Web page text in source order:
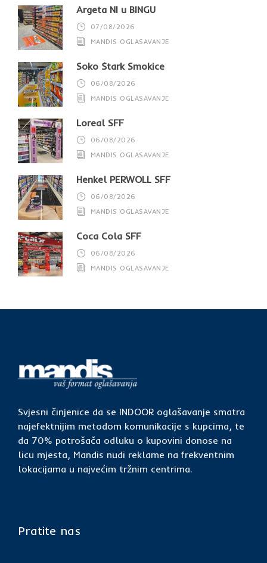
Argeta NI u BINGU
07/08/2026
MANDIS OGLASAVANJE
Soko Štark Smokice
06/08/2026
MANDIS OGLASAVANJE
Loreal SFF
06/08/2026
MANDIS OGLASAVANJE
Henkel PERWOLL SFF
06/08/2026
MANDIS OGLASAVANJE
Coca Cola SFF
06/08/2026
MANDIS OGLASAVANJE
Svjesni činjenice da se INDOOR oglašavanje smatra
najefektnijim metodom komunikacije s kupcima, te
da 70% potrošača odluku o kupovini donose na
licu mjesta, Mandis nudi reklame na frekventnim
lokacijama u najvećim tržnim centrima.
Pratite nas